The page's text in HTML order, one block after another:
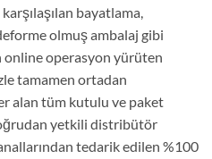
bayatlama,
olmuş ambalaj gibi
operasyon yürüten
tamamen ortadan
alan tüm kutulu ve paket
yetkili distribütör
tedarik edilen %100